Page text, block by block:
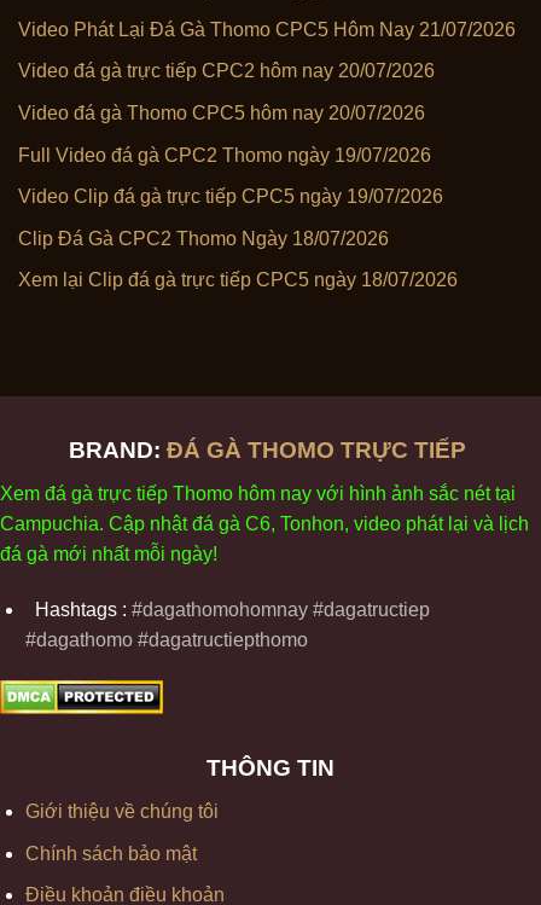
Video Phát Lại Đá Gà Thomo CPC5 Hôm Nay 21/07/2026
Video đá gà trực tiếp CPC2 hôm nay 20/07/2026
Video đá gà Thomo CPC5 hôm nay 20/07/2026
Full Video đá gà CPC2 Thomo ngày 19/07/2026
Video Clip đá gà trực tiếp CPC5 ngày 19/07/2026
Clip Đá Gà CPC2 Thomo Ngày 18/07/2026
Xem lại Clip đá gà trực tiếp CPC5 ngày 18/07/2026
BRAND: ĐÁ GÀ THOMO TRỰC TIẾP
Xem đá gà trực tiếp Thomo hôm nay với hình ảnh sắc néttại
Campuchia. Cập nhậtđá gà C6, Tonhon, video phátl ại và ịch
đá gà mới nhất mỗi ngày!
Hashtags : #dagathomohomnay #dagatructiep
#dagathomo #dagatructiepthomo
THÔNG TIN
Giới thiệu về chúng tôi
Chính sách bảo mật
Điều khoản điều khoản